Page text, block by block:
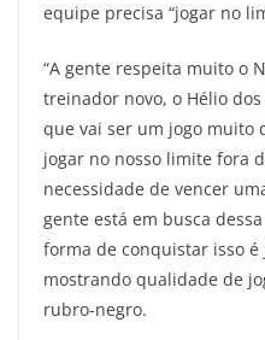
equipe precisa “jogar no
“A gente respeita muito o
treinador novo, o Hélio
que vai ser um jogo muito
jogar no nosso limite fora
necessidade de vencer
gente está em busca
forma de conquistar isso
mostrando qualidade de
rubro-negro.